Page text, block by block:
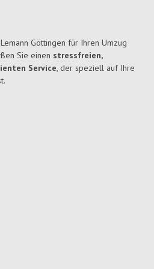
Göttingen für Ihren Umzug
Sie einen stressfreien,
Service, der speziell auf Ihre